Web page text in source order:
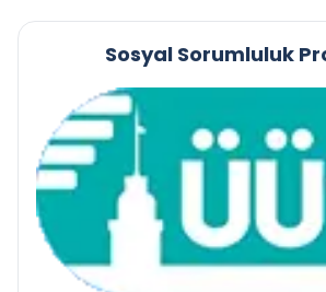
Sosyal Sorumluluk